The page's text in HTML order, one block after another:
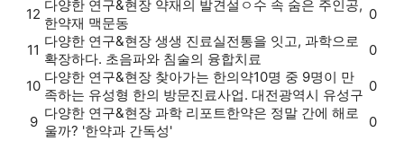
12
다양한 연구&현장 약재의 발견설ㅇ수 속 숨은 주인공,
한약재 맥문동
0
11
다양한 연구&현장 생생 진료실전통을 잇고, 과학으로
확장하다. 초음파와 침술의 융합치료
0
10
다양한 연구&현장 찾아가는 한의약10명 중 9명이 만
족하는 유성형 한의 방문진료사업. 대전광역시 유성구
0
9
다양한 연구&현장 과학 리포트한약은 정말 간에 해로
울까? '한약과 간독성'
0